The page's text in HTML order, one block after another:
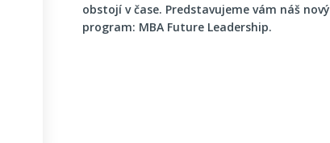
obstojí v čase. Predstavujeme vám náš nový
program: MBA Future Leadership.